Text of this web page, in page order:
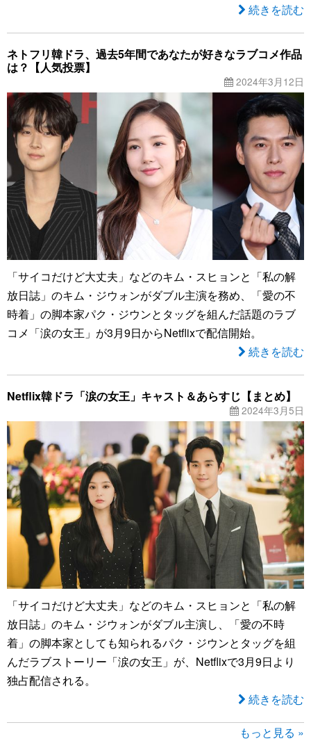
続きを読む
ネトフリ韓ドラ、過去5年間であなたが好きなラブコメ作品
は？【人気投票】
2024年3月12日
「サイコだけど大丈夫」などのキム・スヒョンと「私の解
放日誌」のキム・ジウォンがダブル主演を務め、「愛の不
時着」の脚本家パク・ジウンとタッグを組んだ話題のラブ
コメ「涙の女王」が3月9日からNetflixで配信開始。
続きを読む
Netflix韓ドラ「涙の女王」キャスト＆あらすじ【まとめ】
2024年3月5日
「サイコだけど大丈夫」などのキム・スヒョンと「私の解
放日誌」のキム・ジウォンがダブル主演し、「愛の不時
着」の脚本家としても知られるパク・ジウンとタッグを組
んだラブストーリー「涙の女王」が、Netflixで3月9日より
独占配信される。
続きを読む
もっと見る »